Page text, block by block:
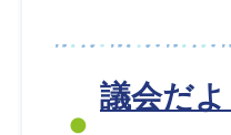
議会だ